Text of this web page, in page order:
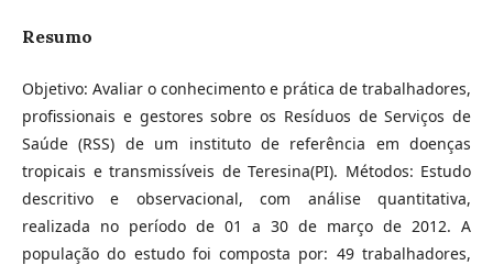
Resumo
Objetivo: Avaliar o conhecimento e prática de trabalhadores,
profissionais e gestores sobre os Resíduos de Serviços de
Saúde (RSS) de um instituto de referência em doenças
tropicais e transmissíveis de Teresina(PI). Métodos: Estudo
descritivo e observacional, com análise quantitativa,
realizada no período de 01 a 30 de março de 2012. A
população do estudo foi composta por: 49 trabalhadores,